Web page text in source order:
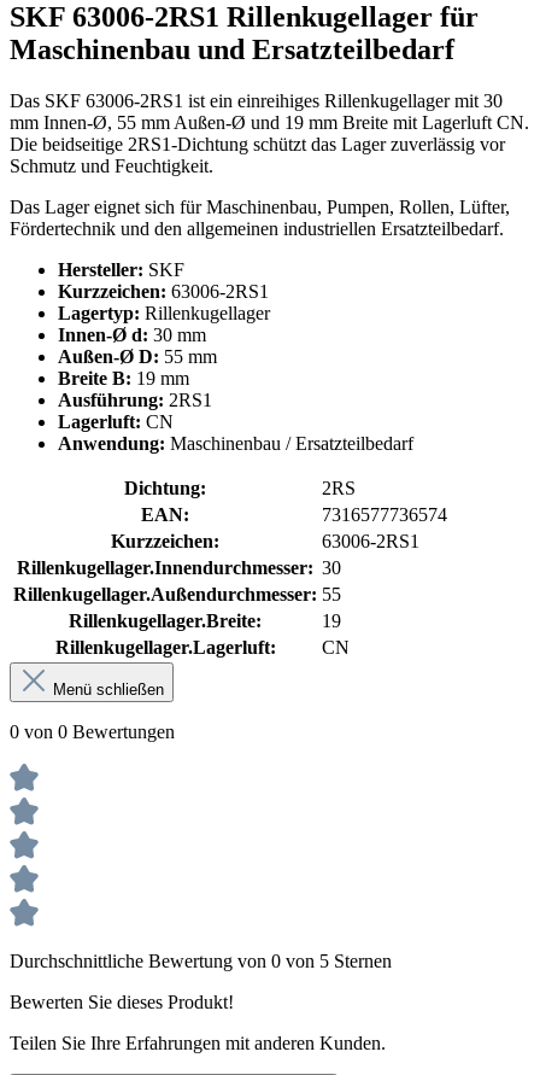
SKF 63006-2RS1 Rillenkugellager für
Maschinenbau und Ersatzteilbedarf
Das SKF 63006-2RS1 ist ein einreihiges Rillenkugellager mit 30
mm Innen-Ø, 55 mm Außen-Ø und 19 mm Breite mit Lagerluft CN.
Die beidseitige 2RS1-Dichtung schützt das Lager zuverlässig vor
Schmutz und Feuchtigkeit.
Das Lager eignet sich für Maschinenbau, Pumpen, Rollen, Lüfter,
Fördertechnik und den allgemeinen industriellen Ersatzteilbedarf.
Hersteller: SKF
Kurzzeichen: 63006-2RS1
Lagertyp: Rillenkugellager
Innen-Ø d: 30 mm
Außen-Ø D: 55 mm
Breite B: 19 mm
Ausführung: 2RS1
Lagerluft: CN
Anwendung: Maschinenbau / Ersatzteilbedarf
Dichtung:
2RS
EAN:
7316577736574
Kurzzeichen:
63006-2RS1
Rillenkugellager.Innendurchmesser: 30
Rillenkugellager.Außendurchmesser: 55
Rillenkugellager.Breite:
19
Rillenkugellager.Lagerluft:
CN
Menü schließen
0 von 0 Bewertungen
Durchschnittliche Bewertung von 0 von 5 Sternen
Bewerten Sie dieses Produkt!
Teilen Sie Ihre Erfahrungen mit anderen Kunden.